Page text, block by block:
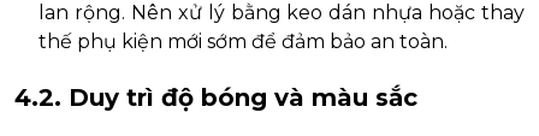
lan rộng. Nên xử lý bằng keo dán nhựa hoặc thay
thế phụ kiện mới sớm để đảm bảo an toàn.
4.2. Duy trì độ bóng và màu sắc